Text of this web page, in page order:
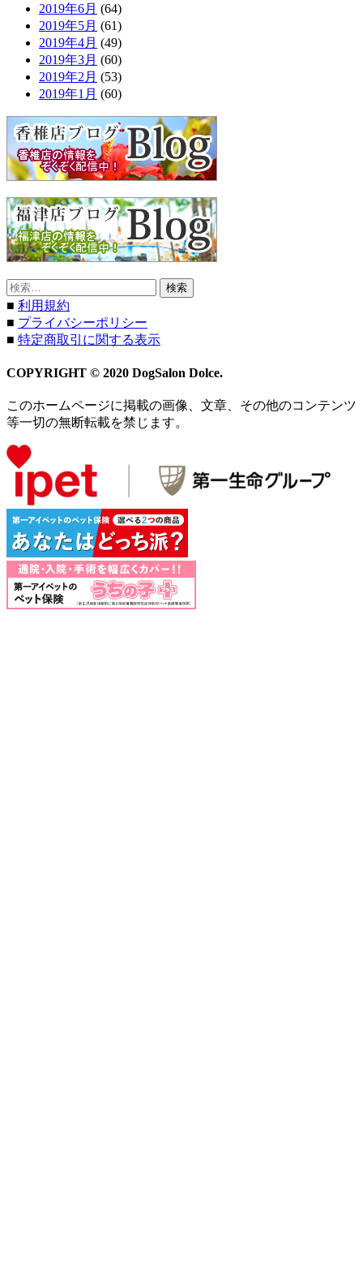
2019年6月 (64)
2019年5月 (61)
2019年4月 (49)
2019年3月 (60)
2019年2月 (53)
2019年1月 (60)
検
索:
■ 利用規約
■ プライバシーポリシー
■ 特定商取引に関する表示
COPYRIGHT © 2020 DogSalon Dolce.
このホームページに掲載の画像、文章、その他のコンテンツ
等一切の無断転載を禁じます。